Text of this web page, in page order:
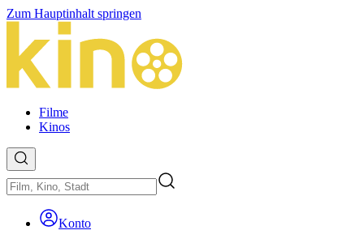
Zum Hauptinhalt springen
Filme
Kinos
Konto